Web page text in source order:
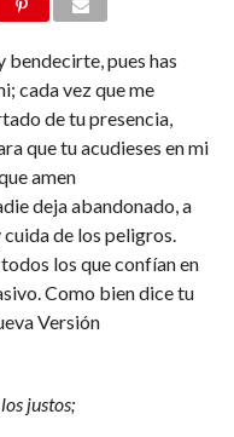
bendecirte, pues has
cada vez que me
de tu presencia,
que tu acudieses en mi
amen
deja abandonado, a
de los peligros.
los que confían en
Como bien dice tu
Versión
justos;